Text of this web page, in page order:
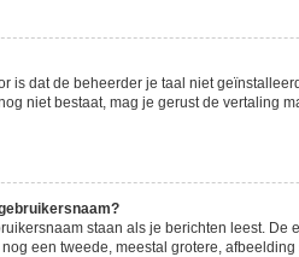
is dat de beheerder je taal niet
niet bestaat, mag je gerust de vertaling
staan als je berichten leest.
een tweede, meestal grotere,